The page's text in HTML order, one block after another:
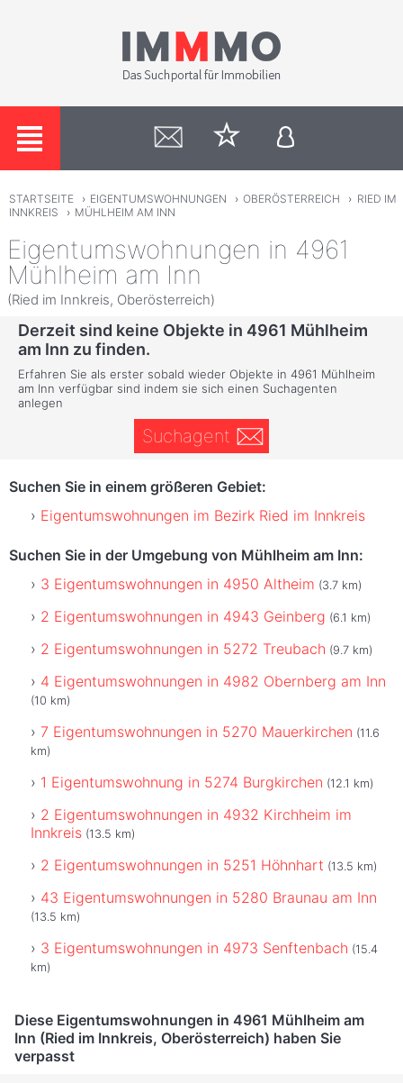
STARTSEITE › EIGENTUMSWOHNUNGEN › OBERÖSTERREICH › RIED IM
INNKREIS
› MÜHLHEIM AM INN
Eigentumswohnungen in 4961
Mühlheim am Inn
(Ried im Innkreis, Oberösterreich)
Derzeit sind keine Objekte in 4961 Mühlheim
am Inn zu finden.
Erfahren Sie als erster sobald wieder Objekte in 4961 Mühlheim
am Inn verfügbar sind indem sie sich einen Suchagenten
anlegen
Suchagent
Suchen Sie in einem größeren Gebiet:
Eigentumswohnungen im Bezirk Ried im Innkreis
Suchen Sie in der Umgebung von Mühlheim am Inn:
3 Eigentumswohnungen in 4950 Altheim (3.7 km)
2 Eigentumswohnungen in 4943 Geinberg (6.1 km)
2 Eigentumswohnungen in 5272 Treubach (9.7 km)
4 Eigentumswohnungen in 4982 Obernberg am Inn
(10 km)
7 Eigentumswohnungen in 5270 Mauerkirchen (11.6
km)
1 Eigentumswohnung in 5274 Burgkirchen (12.1 km)
2 Eigentumswohnungen in 4932 Kirchheim im
Innkreis (13.5 km)
2 Eigentumswohnungen in 5251 Höhnhart (13.5 km)
43 Eigentumswohnungen in 5280 Braunau am Inn
(13.5 km)
3 Eigentumswohnungen in 4973 Senftenbach (15.4
km)
Diese Eigentumswohnungen in 4961 Mühlheim am
Inn (Ried im Innkreis, Oberösterreich) haben Sie
verpasst